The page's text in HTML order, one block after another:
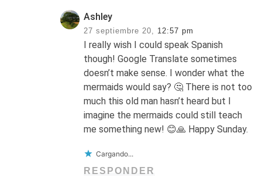
Ashley
27 septiembre 20, 12:57 pm
I really wish I could speak Spanish
though! Google Translate sometimes
doesn’t make sense. I wonder what the
mermaids would say? 🤔 There is not too
much this old man hasn’t heard but I
imagine the mermaids could still teach
me something new! 😊🙏 Happy Sunday.
Cargando...
RESPONDER